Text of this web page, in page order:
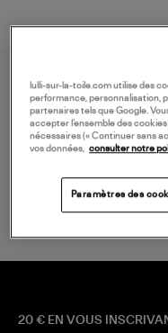
à
20 € EN VOUS
lulli-sur-la-toile.com utilise des
performance, personnalisation,
partenaires tels que Google.
accepter l’ensemble des
nécessaires (« Continuer sans
vos données, consulter notre
Paramètres des